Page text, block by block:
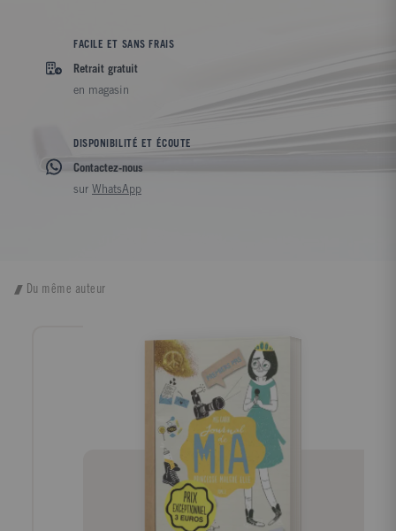
FACILE ET SANS FRAIS
Retrait gratuit
en magasin
DISPONIBILITÉ ET ÉCOUTE
Contactez-nous
sur WhatsApp
Du même auteur